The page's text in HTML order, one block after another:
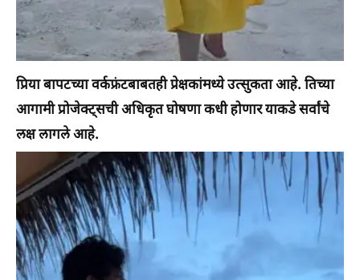
प्रिया बापटच्या वर्कफ्रंटबाबतही प्रेक्षकांमध्ये उत्सुकता आहे. तिच्या
आगामी प्रोजेक्ट्सची अधिकृत घोषणा कधी होणार याकडे सर्वांचे
लक्ष लागले आहे.